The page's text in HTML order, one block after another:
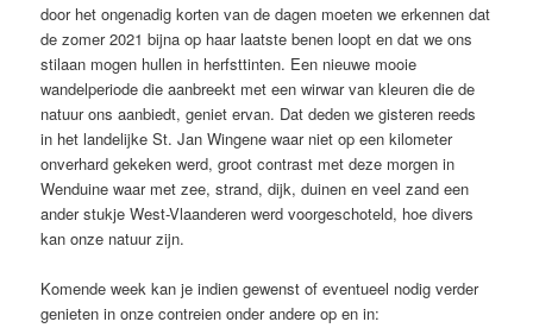
door het ongenadig korten van de dagen moeten we erkennen dat
de zomer 2021 bijna op haar laatste benen loopt en dat we ons
stilaan mogen hullen in herfsttinten. Een nieuwe mooie
wandelperiode die aanbreekt met een wirwar van kleuren die de
natuur ons aanbiedt, geniet ervan. Dat deden we gisteren reeds
in het landelijke St. Jan Wingene waar niet op een kilometer
onverhard gekeken werd, groot contrast met deze morgen in
Wenduine waar met zee, strand, dijk, duinen en veel zand een
ander stukje West-Vlaanderen werd voorgeschoteld, hoe divers
kan onze natuur zijn.
Komende week kan je indien gewenst of eventueel nodig verder
genieten in onze contreien onder andere op en in: